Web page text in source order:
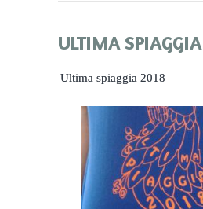
ULTIMA SPIAGGIA
Ultima spiaggia 2018